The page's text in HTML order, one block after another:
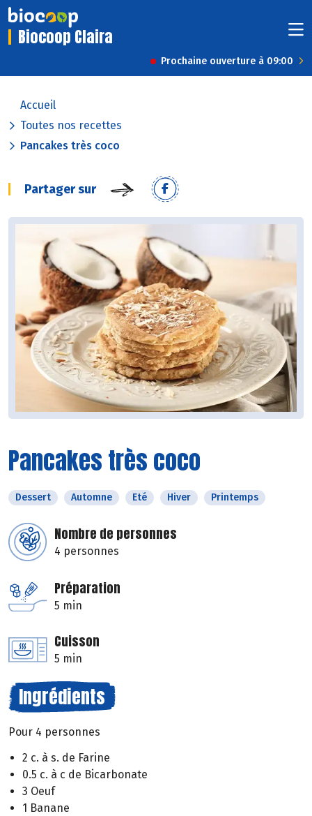
Biocoop Claira
Prochaine ouverture à 09:00
Accueil
Toutes nos recettes
Pancakes très coco
Partager sur
Pancakes très coco
Dessert Automne Eté Hiver Printemps
Nombre de personnes
4 personnes
Préparation
5 min
Cuisson
5 min
Ingrédients
Pour 4 personnes
2 c. à s. de Farine
0.5 c. à c de Bicarbonate
3 Oeuf
1 Banane